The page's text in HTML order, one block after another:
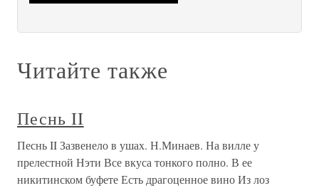
Читайте также
Песнь II
Песнь II Зазвенело в ушах. Н.Минаев. На вилле у
прелестной Нэти Все вкуса тонкого полно. В ее
никитинском буфете Есть драгоценное вино Из лоз